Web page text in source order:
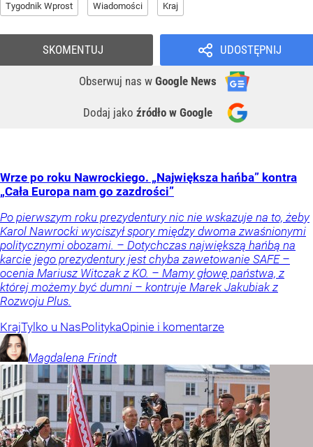
Tygodnik Wprost Wiadomości Kraj
UDOSTĘPNIJ
Obserwuj nas w Google News
Dodaj jako źródło w Google
SKOMENTUJ
Wrze po roku Nawrockiego. „Największa hańba” kontra
„Cała Europa nam go zazdrości”
Po pierwszym roku prezydentury nic nie wskazuje na to, żeby
Karol Nawrocki wyciszył spory między dwoma zwaśnionymi
politycznymi obozami. – Dotychczas największą hańbą na
karcie jego prezydentury jest chyba zawetowanie SAFE –
ocenia Mariusz Witczak z KO. – Mamy głowę państwa, z
której możemy być dumni – kontruje Marek Jakubiak z
Rozwoju Plus.
KrajTylko u NasPolitykaOpinie i komentarze
Magdalena Frindt